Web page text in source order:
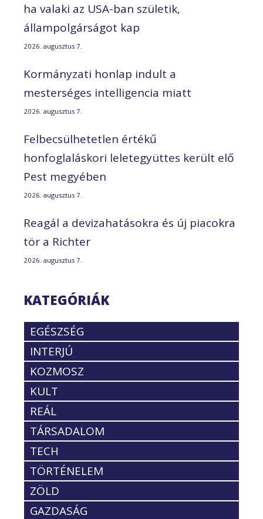
ha valaki az USA-ban születik,
állampolgárságot kap
2026. augusztus 7.
Kormányzati honlap indult a
mesterséges intelligencia miatt
2026. augusztus 7.
Felbecsülhetetlen értékű
honfoglaláskori leletegyüttes került elő
Pest megyében
2026. augusztus 7.
Reagál a devizahatásokra és új piacokra
tör a Richter
2026. augusztus 7.
KATEGÓRIÁK
EGÉSZSÉG
INTERJÚ
KOZMOSZ
KULT
REÁL
TÁRSADALOM
TECH
TÖRTÉNELEM
ZÖLD
GAZDASÁG